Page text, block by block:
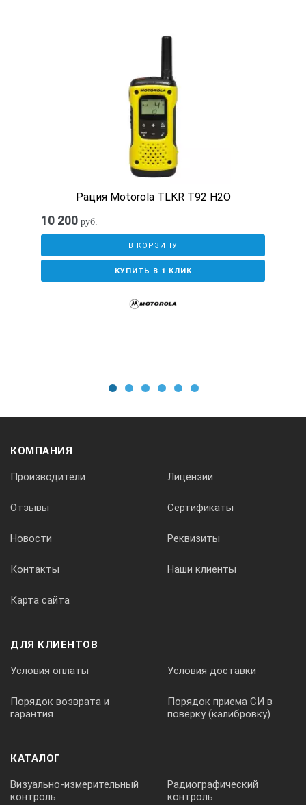
Рация Motorola TLKR T92 H2O
10 200 руб.
В КОРЗИНУ
КУПИТЬ В 1 КЛИК
КОМПАНИЯ
Производители Лицензии
Отзывы Сертификаты
Новости Реквизиты
Контакты Наши клиенты
Карта сайта
ДЛЯ КЛИЕНТОВ
Условия оплаты Условия доставки
Порядок возврата и
гарантия
Порядок приема СИ в
поверку (калибровку)
КАТАЛОГ
Визуально-измерительный
контроль
Радиографический
контроль